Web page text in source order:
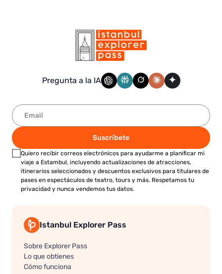
Pregunta a la IA
Suscríbete
Quiero recibir correos electrónicos para ayudarme a planificar mi
viaje a Estambul, incluyendo actualizaciones de atracciones,
itinerarios seleccionados y descuentos exclusivos para titulares de
pases en espectáculos de teatro, tours y más. Respetamos tu
privacidad y nunca vendemos tus datos.
Istanbul Explorer Pass
Sobre Explorer Pass
Lo que obtienes
Cómo funciona